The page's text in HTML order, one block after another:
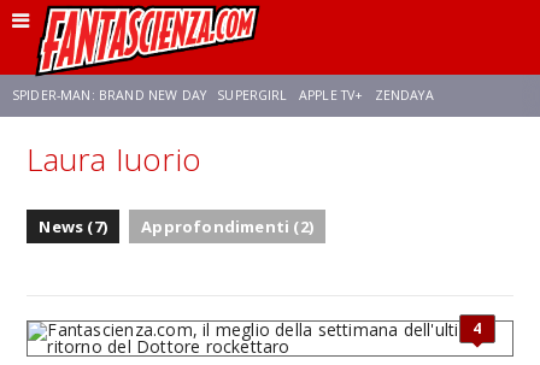
SPIDER-MAN: BRAND NEW DAY SUPERGIRL APPLE TV+ ZENDAYA
FRANCO RICCIARDIELLO AVENGERS: DOOMSDAY
Laura Iuorio
News (7) Approfondimenti (2)
4